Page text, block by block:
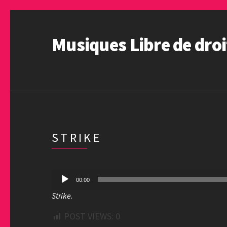
Musiques Libre de
STRIKE
Lecteur 00:00
Strike.
POST VIEWS: 0